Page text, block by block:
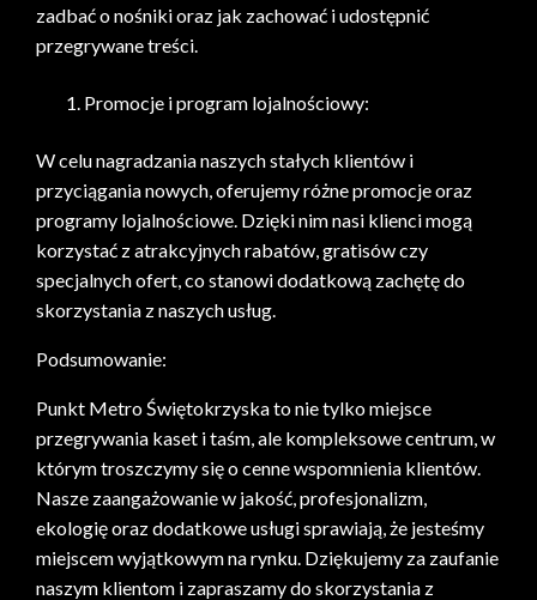
zadbać o nośniki oraz jak zachować i udostępnić
przegrywane treści.
Promocje i program lojalnościowy:
W celu nagradzania naszych stałych klientów i
przyciągania nowych, oferujemy różne promocje oraz
programy lojalnościowe. Dzięki nim nasi klienci mogą
korzystać z atrakcyjnych rabatów, gratisów czy
specjalnych ofert, co stanowi dodatkową zachętę do
skorzystania z naszych usług.
Podsumowanie:
Punkt Metro Świętokrzyska to nie tylko miejsce
przegrywania kaset i taśm, ale kompleksowe centrum, w
którym troszczymy się o cenne wspomnienia klientów.
Nasze zaangażowanie w jakość, profesjonalizm,
ekologię oraz dodatkowe usługi sprawiają, że jesteśmy
miejscem wyjątkowym na rynku. Dziękujemy za zaufanie
naszym klientom i zapraszamy do skorzystania z